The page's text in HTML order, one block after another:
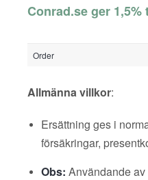
Conrad.se ger 1,5%
Order
Allmänna villkor:
Ersättning ges i
försäkringar,
Obs: Användande